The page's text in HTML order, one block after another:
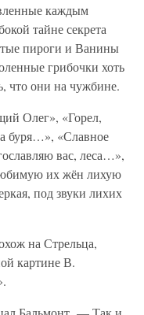
каждым
тайне секрета
пироги и Ванины
грибочки хоть
что они на чужбине.
Олег», «Горел,
буря…», «Славное
вас, леса…»,
их жён лихую
под звуки лихих
на Стрельца,
картине В.